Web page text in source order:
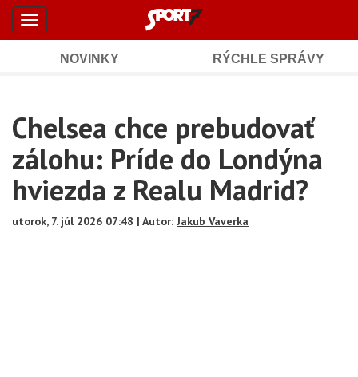
Šport7.sk
-
spravodajstvo
a
výsledky
Skočiť
hlavný
Toggle
navigation
Navigation
NOVINKY RÝCHLE SPRÁVY
Main
Content
Chelsea chce prebudovať
zálohu: Príde do Londýna
hviezda z Realu Madrid?
utorok, 7. júl 2026 07:48 | Autor: Jakub Vaverka